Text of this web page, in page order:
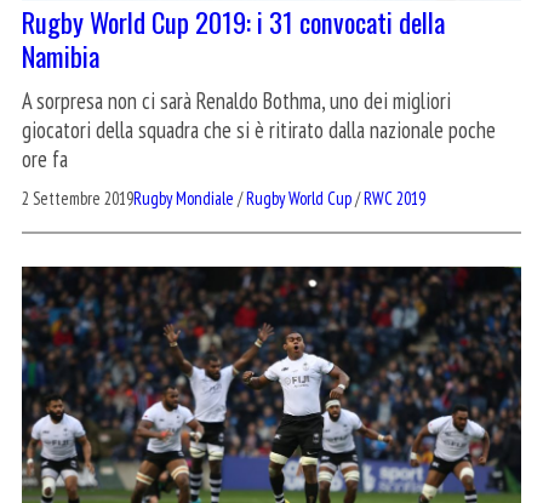
Rugby World Cup 2019: i 31 convocati della
Namibia
A sorpresa non ci sarà Renaldo Bothma, uno dei migliori
giocatori della squadra che si è ritirato dalla nazionale poche
ore fa
2 Settembre 2019Rugby Mondiale /Rugby World Cup/RWC 2019